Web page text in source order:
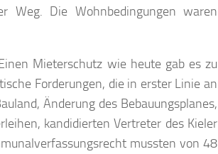
Weg. Die Wohnbedingungen waren
Mieterschutz wie heute gab es zu
Forderungen, die in erster Linie an
Änderung des Bebauungsplanes,
kandidierten Vertreter des Kieler
mussten von 48